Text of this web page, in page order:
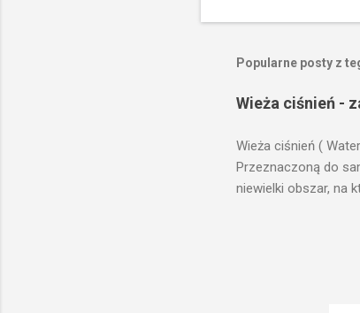
Popularne posty z
Wieża ciśnień -
Wieża ciśnień (
Przeznaczoną do
niewielki obszar, na
zaplanowanej dla
musi zostać